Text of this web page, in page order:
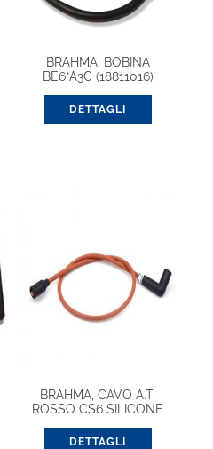
BRAHMA, BOBINA
BE6*A3C (18811016)
DETTAGLI
BRAHMA, CAVO A.T.
ROSSO CS6 SILICONE
DETTAGLI